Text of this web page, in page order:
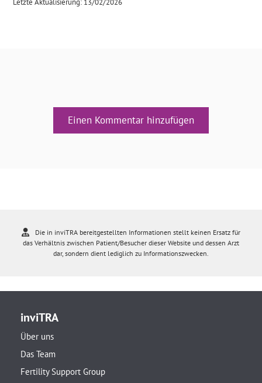
Letzte Aktualisierung: 13/02/2026
Einen Kommentar hinzufügen
Die in inviTRA bereitgestellten Informationen stellt keinen Ersatz für
das Verhältnis zwischen Patient/Besucher dieser Website und dessen Arzt
dar, sondern dient lediglich zu Informationszwecken.
inviTRA
Über uns
Das Team
Fertility Support Group